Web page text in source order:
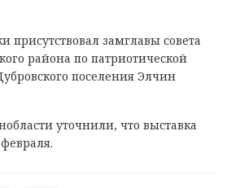
присутствовал замглавы совета
района по патриотической
поселения Элчин
уточнили, что выставка